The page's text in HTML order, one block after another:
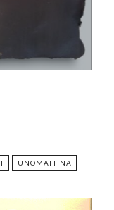
UNOMATTINA